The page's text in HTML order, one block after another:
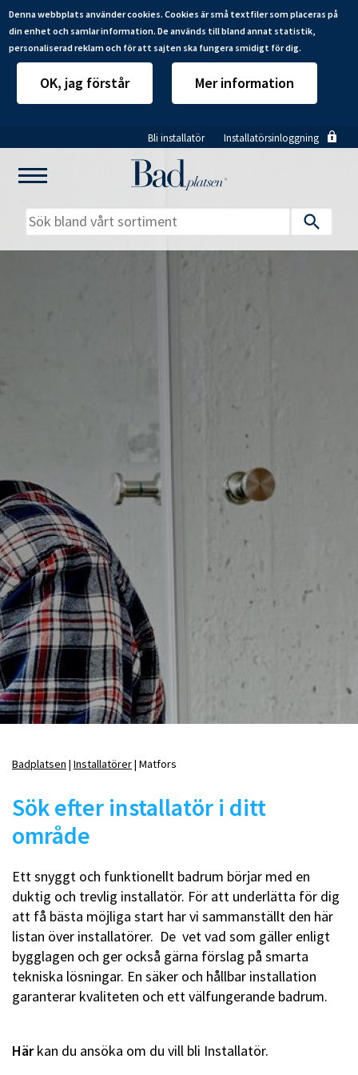
Denna webbplats använder cookies. Cookies är små textfiler som placeras på
din enhet och samlar information. De används till bland annat statistik,
personaliserad reklam och för att sajten ska fungera smidigt för dig.
OK, jag förstår Mer information
till
huvudinnehåll
Bli installatör Installatörsinloggning
Våra varumärken
Badplatsen Installatörer Matfors
Sök efter installatör i ditt
område
Ett snyggt och funktionellt badrum börjar med en
duktig och trevlig installatör. För att underlätta för dig
att få bästa möjliga start har vi sammanställt den här
listan över installatörer. De vet vad som gäller enligt
bygglagen och ger också gärna förslag på smarta
tekniska lösningar. En säker och hållbar installation
garanterar kvaliteten och ett välfungerande badrum.
Härkan du ansöka om du vill bli Installatör.